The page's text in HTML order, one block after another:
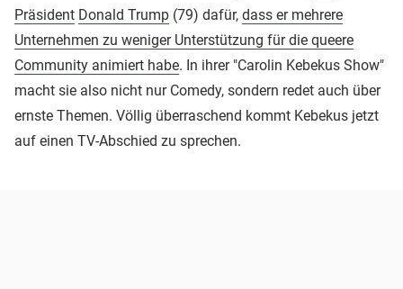
Präsident Donald Trump (79) dafür, dass er mehrere
Unternehmen zu weniger Unterstützung für die queere
Community animiert habe. In ihrer "Carolin Kebekus Show"
macht sie also nicht nur Comedy, sondern redet auch über
ernste Themen. Völlig überraschend kommt Kebekus jetzt
auf einen TV-Abschied zu sprechen.